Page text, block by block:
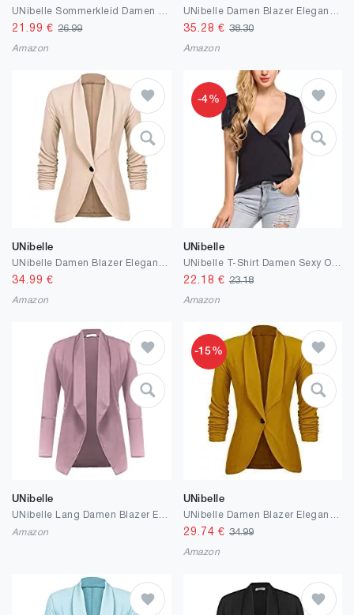
21.99 €26.99
Amazon
35.28 € 38.30
Amazon
UNibelle
34.99 €
Amazon
-4%
UNibelle
22.18 € 23.18
Amazon
UNibelle
Amazon
-15%
UNibelle
29.74 € 34.99
Amazon